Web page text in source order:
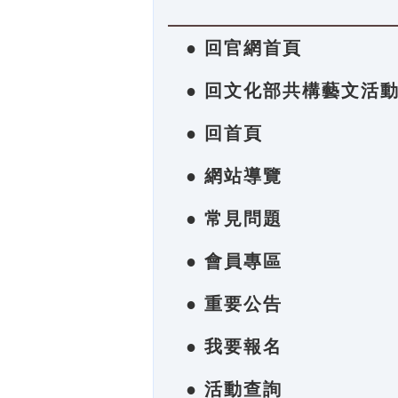
● 回官網首頁
● 回文化部共構藝文活
● 回首頁
● 網站導覽
● 常見問題
● 會員專區
● 重要公告
● 我要報名
● 活動查詢